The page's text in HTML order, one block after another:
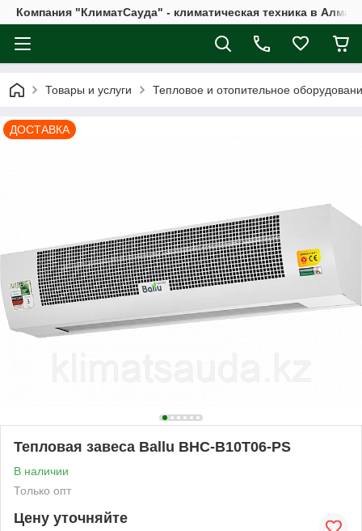
Компания "КлиматСауда" - климатическая техника в
Товары и услуги Тепловое и отопительное
ДОСТАВКА
Тепловая завеса Ballu BHC-B10T06-PS
В наличии
Только опт
Цену уточняйте